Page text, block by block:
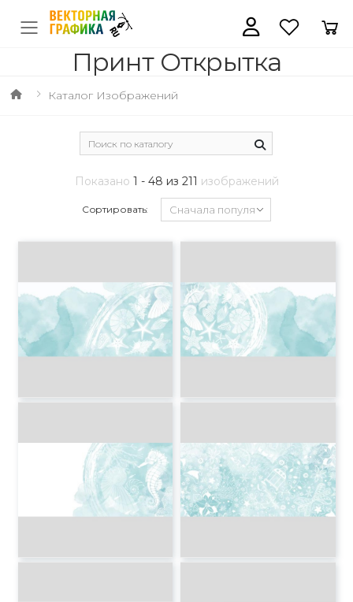
Принт Открытка
Каталог Изображений
Показано 1 - 48 из 211 изображений
Сортировать: